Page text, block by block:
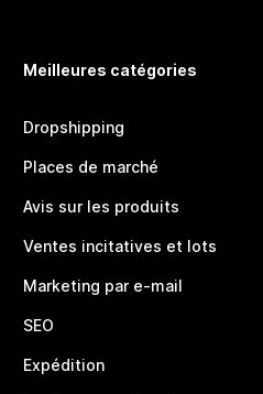
Meilleures catégories
Dropshipping
Places de marché
Avis sur les produits
Ventes incitatives et lots
Marketing par e-mail
SEO
Expédition